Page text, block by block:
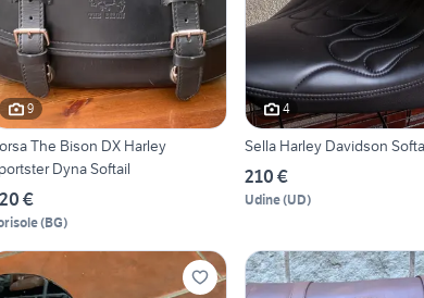
9
The Bison DX Harley
Dyna Softail
€
(BG)
4
Sella Harley Davidson
210 €
Udine(UD)